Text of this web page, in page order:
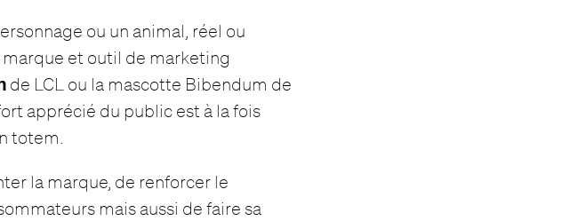
ou un animal, réel ou
marque et outil de marketing
de LCL ou la mascotte Bibendum de
apprécié du public est à la fois
totem.
la marque, de renforcer le
mais aussi de faire sa